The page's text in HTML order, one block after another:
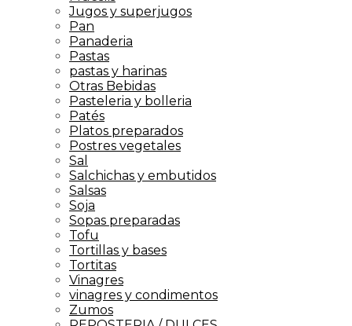
Jugos y superjugos
Pan
Panaderia
Pastas
pastas y harinas
Otras Bebidas
Pasteleria y bolleria
Patés
Platos preparados
Postres vegetales
Sal
Salchichas y embutidos
Salsas
Soja
Sopas preparadas
Tofu
Tortillas y bases
Tortitas
Vinagres
vinagres y condimentos
Zumos